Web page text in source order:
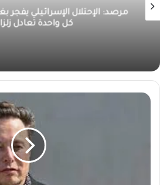
الأونروا تحذر من كارثة إنسانية
الوضع الصحي